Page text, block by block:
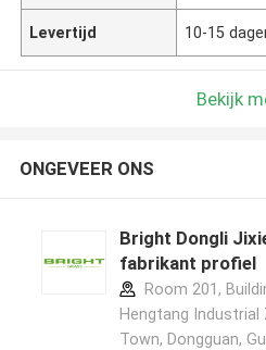
Levertijd 10-15
Bekijk
ONGEVEER ONS
Bright Dongli
fabrikant profiel
Room 201,
Hengtang Industrial
Town, Dongguan,